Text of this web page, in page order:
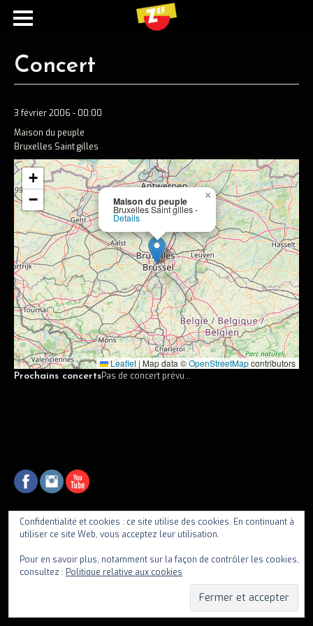
Ecouter
Apple music
Concerts
Concerts passés
Vidéos
Discographie
Concert
3 février 2006 - 00:00
Maison du peuple
Bruxelles Saint gilles
Maison du peuple
Bruxelles Saint gilles -
Details
×
+
−
Leaflet | Map data ©OpenStreetMapcontributors
Prochains concertsPas de concert prévu...
fiif
Confidentialité et cookies : ce site utilise des cookies. En continuant à
utiliser ce site Web, vous acceptez leur utilisation.
Pour en savoir plus, notamment sur la façon de contrôler les cookies,
consultez : Politique relative aux cookies